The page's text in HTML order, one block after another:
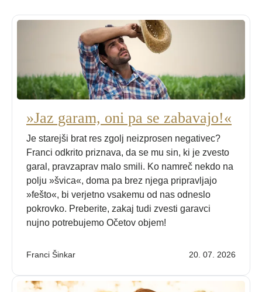
»Jaz garam, oni pa se zabavajo!«
Je starejši brat res zgolj neizprosen negativec?
Franci odkrito priznava, da se mu sin, ki je zvesto
garal, pravzaprav malo smili. Ko namreč nekdo na
polju »švica«, doma pa brez njega pripravljajo
»fešto«, bi verjetno vsakemu od nas odneslo
pokrovko. Preberite, zakaj tudi zvesti garavci
nujno potrebujemo Očetov objem!
Franci Šinkar 20. 07. 2026